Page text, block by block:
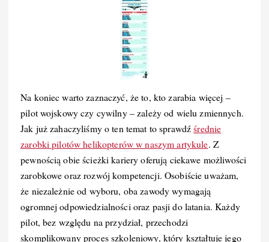
Na koniec warto zaznaczyć, że to, kto zarabia więcej –
pilot wojskowy czy cywilny – zależy od wielu zmiennych.
Jak już zahaczyliśmy o ten temat to sprawdźśrednie
zarobki pilotów helikopterów w naszym artykule. Z
pewnością obie ścieżki kariery oferują ciekawe możliwości
zarobkowe oraz rozwój kompetencji. Osobiście uważam,
że niezależnie od wyboru, oba zawody wymagają
ogromnej odpowiedzialności oraz pasji do latania. Każdy
pilot, bez względu na przydział, przechodzi
skomplikowany proces szkoleniowy, który kształtuje jego